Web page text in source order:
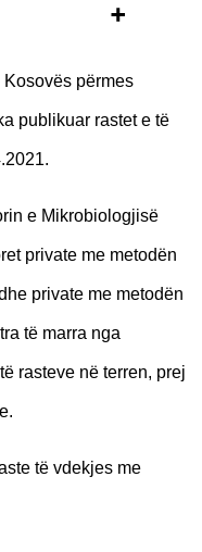
Kosovës përmes
publikuar rastet e të
e Mikrobiologjisë
private me metodën
private me metodën
të marra nga
rasteve në terren, prej
të vdekjes me